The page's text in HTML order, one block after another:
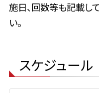
施日、回数等も記載し
い。
スケジュール